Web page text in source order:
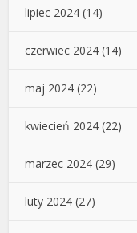
lipiec 2024 (14)
czerwiec 2024 (14)
maj 2024 (22)
kwiecień 2024 (22)
marzec 2024 (29)
luty 2024 (27)